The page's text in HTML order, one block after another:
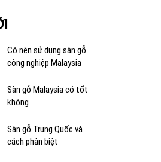
Có nên sử dụng sàn gỗ
công nghiệp Malaysia
Sàn gỗ Malaysia có tốt
không
Sàn gỗ Trung Quốc và
cách phân biệt